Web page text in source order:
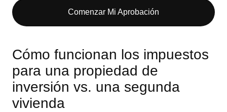
Comenzar Mi Aprobación
Cómo funcionan los impuestos
para una propiedad de
inversión vs. una segunda
vivienda